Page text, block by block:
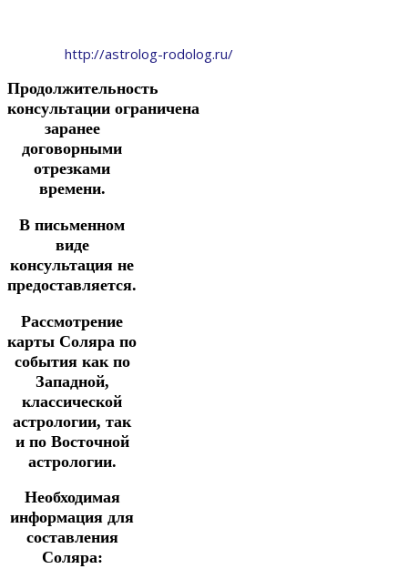
http://astrolog-rodolog.ru/
Продолжительность
консультации ограничена
заранее
договорными
отрезками
времени.
В письменном
виде
консультация не
предоставляется.
Рассмотрение
карты Соляра по
события как по
Западной,
классической
астрологии, так
и по Восточной
астрологии.
Необходимая
информация для
составления
Соляра: